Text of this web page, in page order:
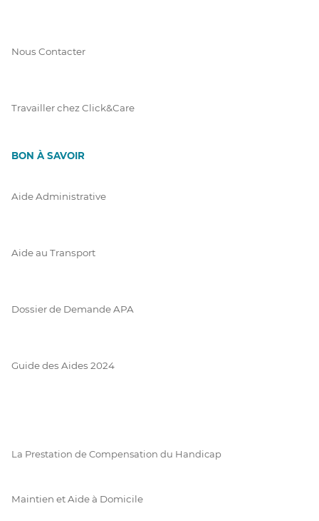
Nous Contacter
Travailler chez Click&Care
BON À SAVOIR
Aide Administrative
Aide au Transport
Dossier de Demande APA
Guide des Aides 2024
La Prestation de Compensation du Handicap
Maintien et Aide à Domicile